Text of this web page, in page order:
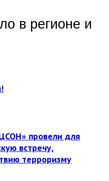
в регионе и
провели для
встречу,
терроризму